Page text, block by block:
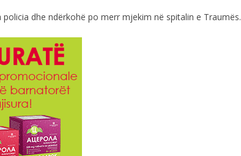
policia dhe ndërkohë po merr mjekim në spitalin e Traumës.